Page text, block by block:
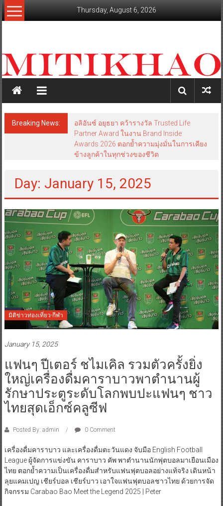
Skip
to
Thursday, August 6, 2026
สะท้อน
ลึก
เหลี่ยม
มุม
เศรษฐกิจ-
การเมือง-
Breaking News:
อลิอันซ์ อยุธยา คว้ารางวัล Trusted Life
Partner Award ในงาน Brand Inside
Awards 2026 ตอกย้ำความมุ่งมั่นในการเคียง
ข้างลูกค้าในทุกช่วงของชีวิต
Day: January 15, 2025
มิติข่าวท่องเที่ยว-กีฬา
January 15, 2025
แฟนๆ ปีเตอร์ ชไมเคิล รวมตัวครั้งยิ่ง
ใหญ่เครื่องดื่มคาราบาวพาตำนานผู้
รักษาประตูระดับโลกพบปะแฟนๆ ชาว
ไทยสุดเอ็กซ์คลูซีฟ
Posted By: admin 0 Comment
เครื่องดื่มคาราบาว และเครื่องดื่มตะวันแดง จับมือ English Football
League ผู้จัดการแข่งขัน คาราบาว คัพ พาตำนานนักฟุตบอลมาเยือนเมือง
ไทย ตอกย้ำความเป็นเครื่องดื่มสำหรับแฟนฟุตบอลอย่างแท้จริง เดินหน้า
ลุยแคมเปญ เชียร์บอล เชียร์บาว เอาใจแฟนฟุตบอลชาวไทย ด้วยการจัด
กิจกรรม Carabao Bao Meet the Legend 2025 | Peter